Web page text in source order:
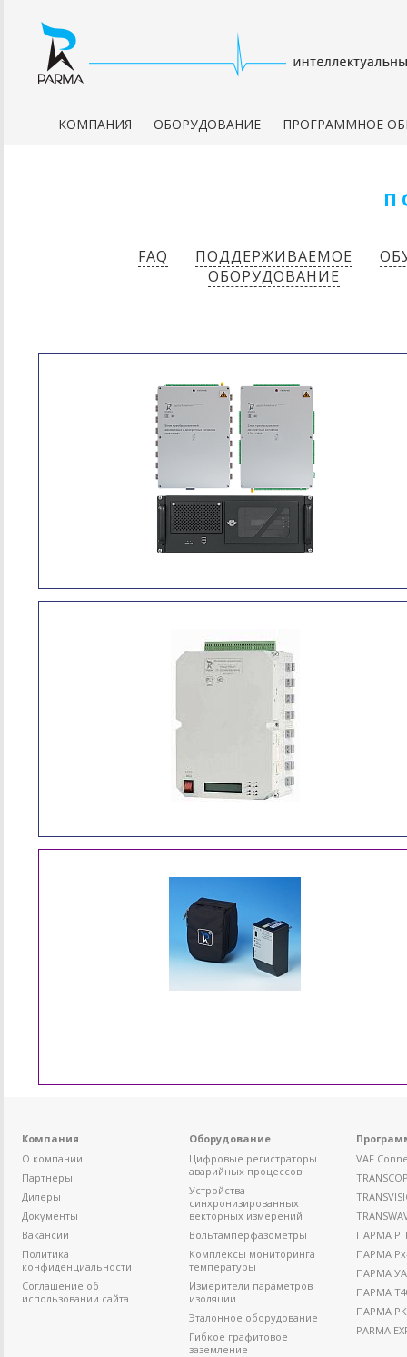
КОМПАНИЯ ОБОРУДОВАНИЕ ПРОГРАММНОЕ
FAQ
ПОДДЕРЖИВАЕМОЕ
ОБОРУДОВАНИЕ
Компания
О компании
Партнеры
Дилеры
Документы
Вакансии
Политика
конфиденциальности
Соглашение об
использовании сайта
Оборудование
Цифровые регистраторы
аварийных процессов
Устройства
синхронизированных
векторных измерений
Вольтамперфазометры
Комплексы мониторинга
температуры
Измерители параметров
изоляции
Эталонное оборудование
Гибкое графитовое
заземление
VAF
ПАРМА
ПАРМА
ПАРМА
ПАРМА
ПАРМА
PARMA